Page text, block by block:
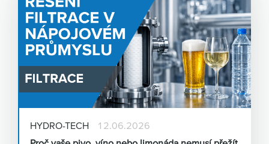
produktový manažer z odštěpného závodu
HYDROTECH.„Pokud se podcení příprava a analytika, i
ten nejkvalitnější systém může v reálném provozu
selhat nebo generovat zbytečné vícenáklady.“
HYDRO-TECH
12.06.2026